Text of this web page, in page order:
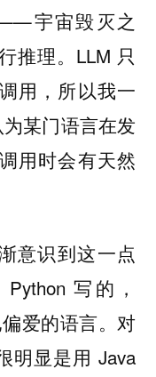
宇宙毁灭之
推理。LLM 只
用，所以我一
某门语言在发
用时会有天然
意识到这一点
写的，
爱的语言。对
明显是用 Java